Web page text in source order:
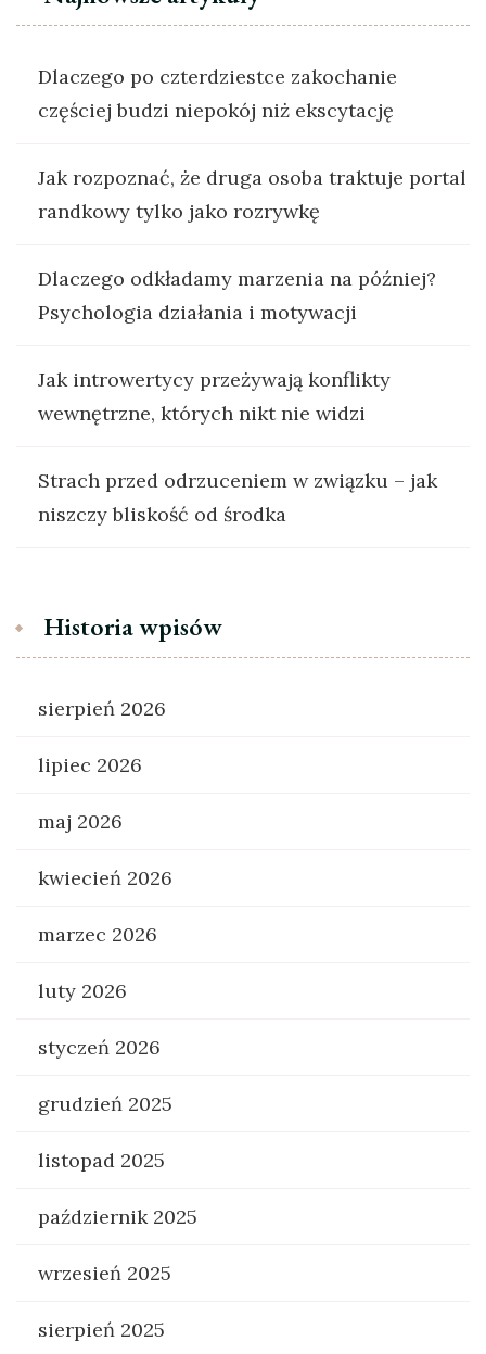
Dlaczego po czterdziestce zakochanie
częściej budzi niepokój niż ekscytację
Jak rozpoznać, że druga osoba traktuje portal
randkowy tylko jako rozrywkę
Dlaczego odkładamy marzenia na później?
Psychologia działania i motywacji
Jak introwertycy przeżywają konflikty
wewnętrzne, których nikt nie widzi
Strach przed odrzuceniem w związku – jak
niszczy bliskość od środka
Historia wpisów
sierpień 2026
lipiec 2026
maj 2026
kwiecień 2026
marzec 2026
luty 2026
styczeń 2026
grudzień 2025
listopad 2025
październik 2025
wrzesień 2025
sierpień 2025